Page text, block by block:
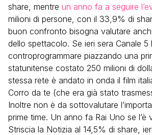
share, mentre un anno fa a seguire
milioni di persone, con il 33,9% di
buon confronto bisogna valutare
dello spettacolo. Se ieri sera Canale 5
controprogrammare piazzando una
statunitense costato 250 milioni di
stessa rete è andato in onda il film
Corro da te (che era già stato
Inoltre non è da sottovalutare
prime time. Un anno fa Rai Uno se l’è
Striscia la Notizia al 14,5% di share,